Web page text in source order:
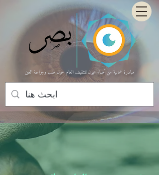
مبادرة عمانية من أطباء عيون للتثقيف العام حول طب وجراحة العين